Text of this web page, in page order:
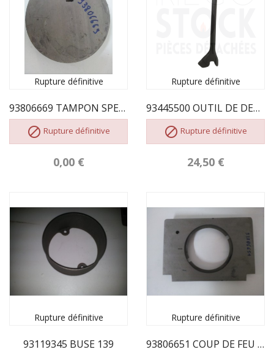
Rupture définitive
93806669 TAMPON SPECIAL REMPLACE PAR 93555316
 Rupture définitive
0,00 €
Rupture définitive
93445500 OUTIL DE DECENDRAGE
 Rupture définitive
24,50 €
Rupture définitive
93119345 BUSE 139
Rupture définitive
93806651 COUP DE FEU DE GAUCHE